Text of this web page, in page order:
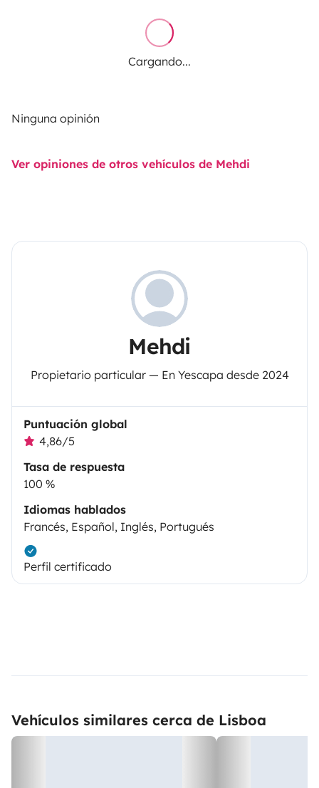
Cargando...
Ninguna opinión
Ver opiniones de otros vehículos de Mehdi
Mehdi
Propietario particular — En Yescapa desde 2024
Puntuación global
4,86/5
Tasa de respuesta
100 %
Idiomas hablados
Francés, Español, Inglés, Portugués
Perfil certificado
Vehículos similares cerca de Lisboa